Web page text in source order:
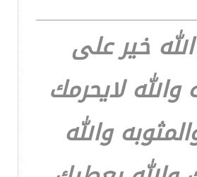
خير على
والله لايحرمك
والله